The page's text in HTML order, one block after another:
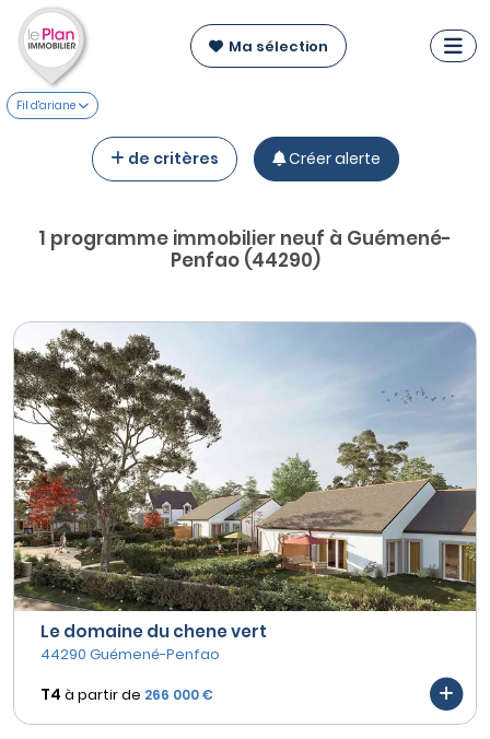
Ma sélection
Fil d'ariane
de critères Créer alerte
1 programme immobilier neuf à Guémené-
Penfao (44290)
Le domaine du chene vert
44290 Guémené-Penfao
T4 à partir de 266 000 €